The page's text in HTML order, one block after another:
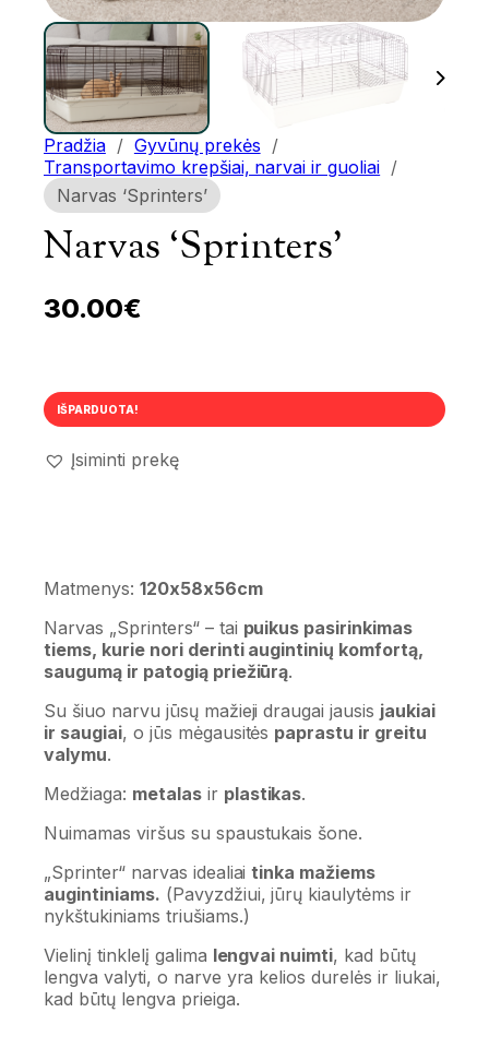
Pradžia / Gyvūnų prekės /
Transportavimo krepšiai, narvai ir guoliai /
Narvas ‘Sprinters’
Narvas ‘Sprinters’
30.00€
IŠPARDUOTA!
Įsiminti prekę
Matmenys: 120x58x56cm
Narvas „Sprinters“ – tai puikus pasirinkimas
tiems, kurie nori derinti augintinių komfortą,
saugumą ir patogią priežiūrą.
Su šiuo narvu jūsų mažieji draugai jausis jaukiai
ir saugiai, o jūs mėgausitės paprastu ir greitu
valymu.
Medžiaga: metalasir plastikas.
Nuimamas viršus su spaustukais šone.
„Sprinter“ narvas idealiaitinka mažiems
augintiniams. (Pavyzdžiui, jūrų kiaulytėms ir
nykštukiniams triušiams.)
Vielinį tinklelį galima lengvai nuimti, kad būtų
lengva valyti, o narve yra kelios durelės ir liukai,
kad būtų lengva prieiga.